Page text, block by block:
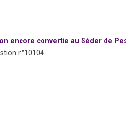
encore convertie au Séder de
n°10104